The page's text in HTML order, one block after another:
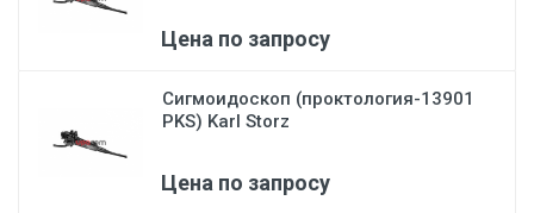
Цена по запросу
Сигмоидоскоп (проктология-13901
PKS) Karl Storz
Цена по запросу